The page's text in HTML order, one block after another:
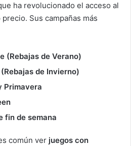
ha revolucionado el acceso al
Sus campañas más
(Rebajas de Verano)
de Invierno)
Primavera
fin de semana
común ver juegos con